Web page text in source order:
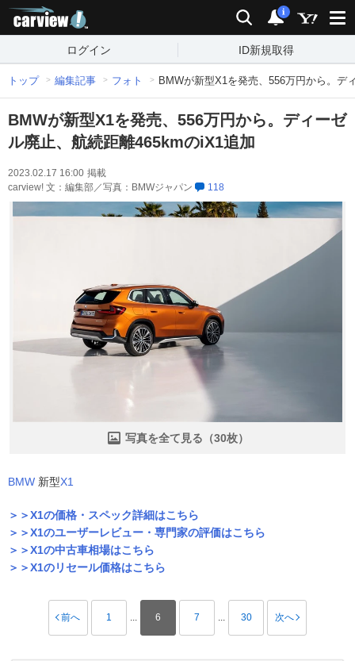
検索 通知
i
ログイン ID新規取得
トップ 編集記事 フォト BMWが新型X1を発売、556万円から。デ
BMWが新型X1を発売、556万円から。ディーゼ
ル廃止、航続距離465kmのiX1追加
2023.02.17 16:00 掲載
carview! 文：編集部／写真：BMWジャパン
118
写真を全て見る（30枚）
BMW 新型X1
＞＞X1の価格・スペック詳細はこちら
＞＞X1のユーザーレビュー・専門家の評価はこちら
＞＞X1の中古車相場はこちら
＞＞X1のリセール価格はこちら
前へ 1 ... 6 7 ... 30 次へ